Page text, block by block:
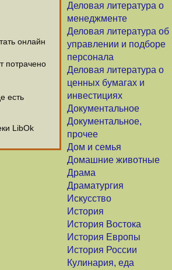
Деловая литература о
менеджменте
Деловая литература об
управлении и подборе
персонала
Деловая литература о
ценных бумагах и
инвестициях
Документальное
Документальное,
прочее
Дом и семья
Домашние животные
Драма
Драматургия
Искусство
История
История Востока
История Европы
История России
Кулинария, еда
онлайн
потрачено
есть
LibOk